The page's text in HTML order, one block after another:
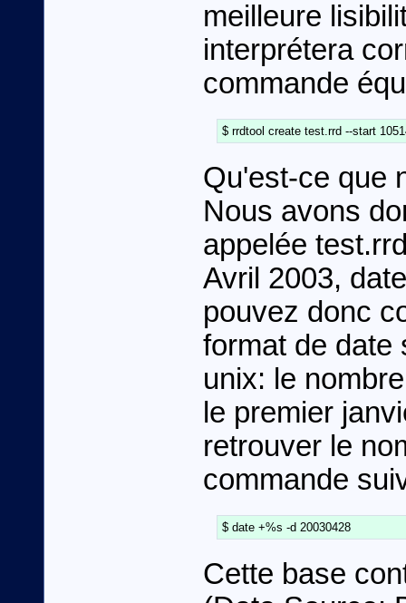
meilleure
interprétera
commande
Qu'est-ce que
Nous avons
appelée
Avril 2003,
pouvez donc
format de date
unix: le
le premier
retrouver le
commande
Cette base